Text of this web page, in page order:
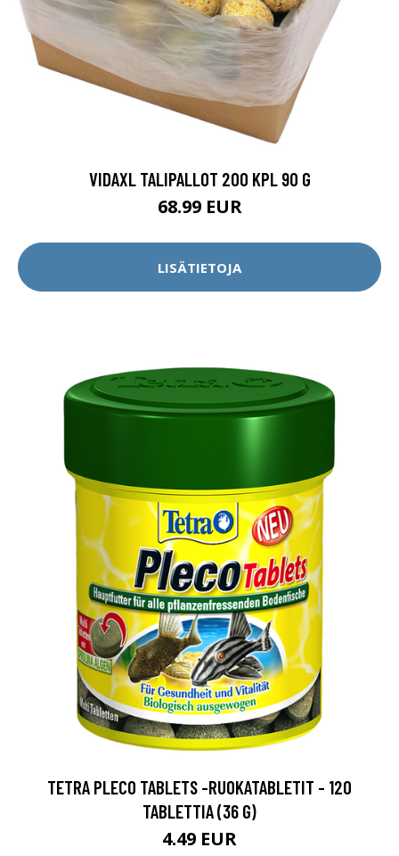
VIDAXL TALIPALLOT 200 KPL 90 G
68.99 EUR
LISÄTIETOJA
TETRA PLECO TABLETS -RUOKATABLETIT - 120
TABLETTIA (36 G)
4.49 EUR